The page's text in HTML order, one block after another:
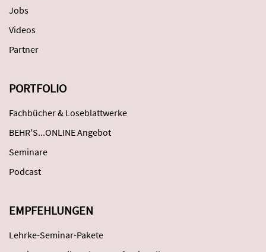
Jobs
Videos
Partner
PORTFOLIO
Fachbücher & Loseblattwerke
BEHR'S...ONLINE Angebot
Seminare
Podcast
EMPFEHLUNGEN
Lehrke-Seminar-Pakete